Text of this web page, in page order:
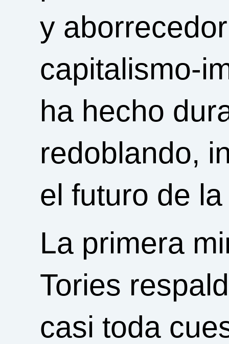
y
capitalismo-
ha hecho
redoblando,
el futuro de
La primera
Tories
casi toda